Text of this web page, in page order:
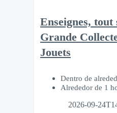
Enseignes,
Grande
Jouets
Dentro de
Alrededor de 1
2026-09-